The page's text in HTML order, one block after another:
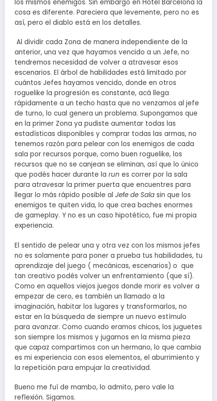
los mismos enemigos. Sin embargo en Hotel Barcelona la
cosa es diferente. Pareciera que levemente, pero no es
así, pero el diablo está en los detalles.
Al dividir cada Zona de manera independiente de la
anterior, una vez que hayamos vencido a un Jefe, no
tendremos necesidad de volver a atravesar esos
escenarios. El árbol de habilidades está limitado por
cuántos Jefes hayamos vencido, donde en otros
roguelike la progresión es constante, acá llega
rápidamente a un techo hasta que no venzamos al jefe
de turno, lo cual genera un problema. Supongamos que
en la primer Zona ya pudiste aumentar todas las
estadísticas disponibles y comprar todas las armas, no
tenemos razón para pelear con los enemigos de cada
sala por recursos porque, como buen roguelike, los
recursos que no se canjean se eliminan, así que lo único
que podés hacer durante la run es correr por la sala
para atravesar la primer puerta que encuentres para
llegar lo más rápido posible al Jefe de Sala sin que los
enemigos te quiten vida, lo que crea baches enormes
de gameplay. Y no es un caso hipotético, fue mi propia
experiencia.
El sentido de pelear una y otra vez con los mismos jefes
no es solamente para poner a prueba tus habilidades, tu
aprendizaje del juego ( mecánicas, escenarios) o que
tan creativo podés volver un enfrentamiento (que sí).
Como en aquellos viejos juegos donde morir es volver a
empezar de cero, es también un llamado a la
imaginación, habitar los lugares y transformarlos, no
estar en la búsqueda de siempre un nuevo estímulo
para avanzar. Como cuando eramos chicos, los juguetes
son siempre los mismos y jugamos en la misma pieza
que capaz compartimos con un hermano, lo que cambia
es mi experiencia con esos elementos, el aburrimiento y
la repetición para empujar la creatividad.
Bueno me fuí de mambo, lo admito, pero vale la
reflexión. Sigamos.